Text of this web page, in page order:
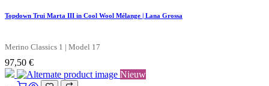
Topdown Trui Marta III in Cool Wool Mélange | Lana Grossa
Merino Classics 1 | Model 17
97,50 €
Nieuw